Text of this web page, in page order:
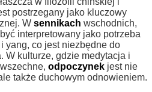
postrzegany jako kluczowy
W sennikach wschodnich,
interpretowany jako potrzeba
yang, co jest niezbędne do
W kulturze, gdzie medytacja i
odpoczynek jest nie
także duchowym odnowieniem.